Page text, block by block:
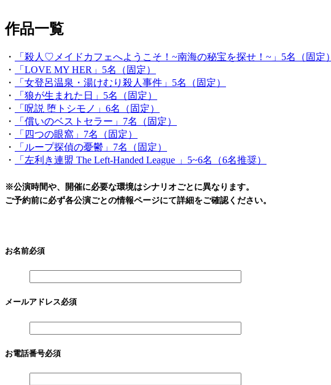
作品一覧
・
「殺人♡メイドカフェへようこそ！~南海の秘宝を探せ！~」5名（固定）
・
「LOVE MY HER」5名（固定）
・
「女登呂温泉・湯けむり殺人事件」5名（固定）
・
「狼が生まれた日」5名（固定）
・
「呪説 堕トシモノ」6名（固定）
・
「償いのベストセラー」7名（固定）
・
「四つの眼窩」7名（固定）
・
「ループ探偵の憂鬱」7名（固定）
・
「左利き連盟 The Left-Handed League 」5~6名（6名推奨）
※公演時間や、開催に必要な環境はシナリオごとに異なります。
ご予約前に必ず各公演ごとの情報ページにて詳細をご確認ください。
お名前必須
メールアドレス必須
お電話番号必須